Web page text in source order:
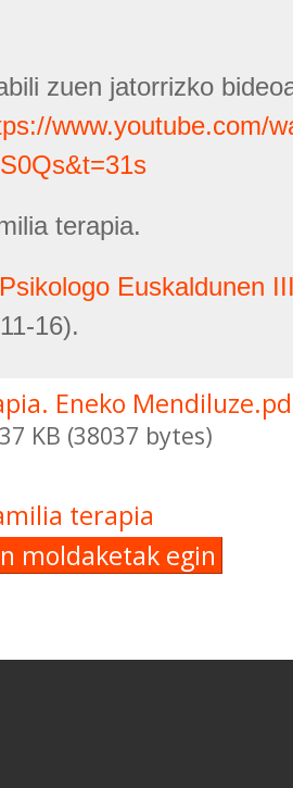
zuen jatorrizko
www.youtube.com/
terapia.
Psikologo Euskaldunen
16).
Eneko
KB (38037 bytes)
terapia
moldaketak egin